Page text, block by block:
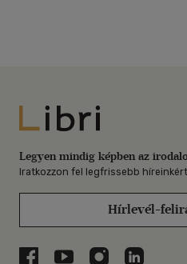
Libri
Legyen mindig képben az
Iratkozzon fel legfrissebb
Hírlevél-
Libri a Facebookon
Libri a Youtube-on
Libri azLibri a